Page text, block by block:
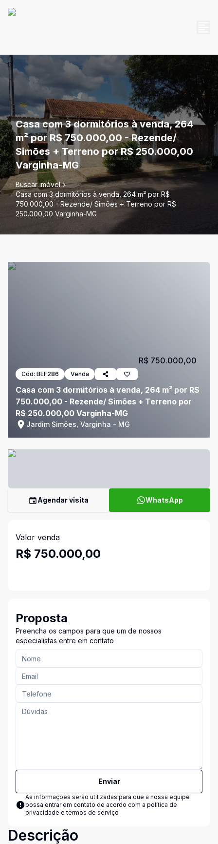
Casa com 3 dormitórios à venda, 264
m² por R$ 750.000,00 - Rezende/
Simões + Terreno por R$ 250.000,00
Varginha-MG
Buscar imóvel
Casa com 3 dormitórios à venda, 264 m² por R$
750.000,00 - Rezende/ Simões + Terreno por R$
250.000,00 Varginha-MG
Cód: BEF286 Venda
Casa com 3 dormitórios à venda, 264 m² por R$
750.000,00 - Rezende/ Simões + Terreno por
R$ 250.000,00 Varginha-MG
Jardim Simões, Varginha - MG
R$ 750.000,00
Agendar visita WhatsApp
Valor venda
R$ 750.000,00
Proposta
Preencha os campos para que um de nossos
especialistas entre em contato
Enviar
As informações serão utilizadas para que a nossa equipe
possa entrar em contato de acordo com a política de
privacidade e termos de serviço
Descrição